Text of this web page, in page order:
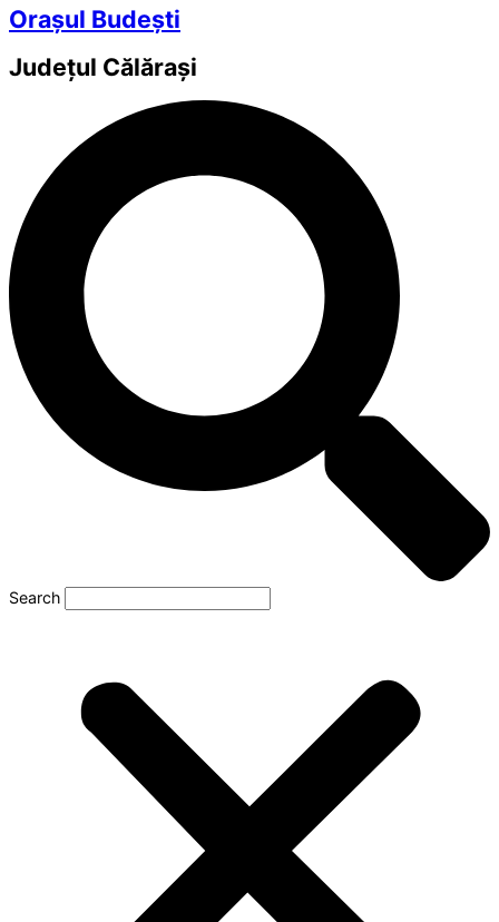
Orașul Budești
Județul Călărași
Search